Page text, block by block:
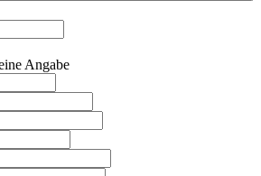
Angabe